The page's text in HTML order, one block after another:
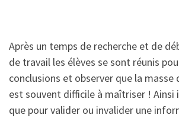
Après un temps de recherche et de
de travail les élèves se sont réunis
conclusions et observer que la
est souvent difficile à maîtriser ! Ainsi
que pour valider ou invalider une